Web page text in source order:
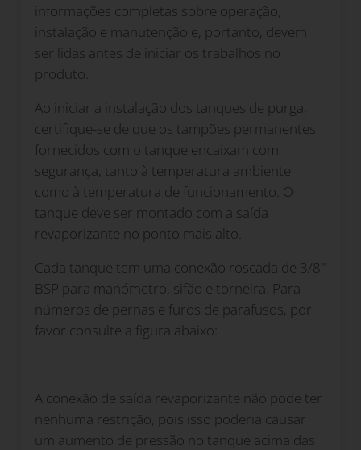
informações completas sobre operação,
instalação e manutenção e, portanto, devem
ser lidas antes de iniciar os trabalhos no
produto.
Ao iniciar a instalação dos tanques de purga,
certifique-se de que os tampões permanentes
fornecidos com o tanque encaixam com
segurança, tanto à temperatura ambiente
como à temperatura de funcionamento. O
tanque deve ser montado com a saída
revaporizante no ponto mais alto.
Cada tanque tem uma conexão roscada de 3/8″
BSP para manómetro, sifão e torneira. Para
números de pernas e furos de parafusos, por
favor consulte a figura abaixo:
A conexão de saída revaporizante não pode ter
nenhuma restrição, pois isso poderia causar
um aumento de pressão no tanque acima das